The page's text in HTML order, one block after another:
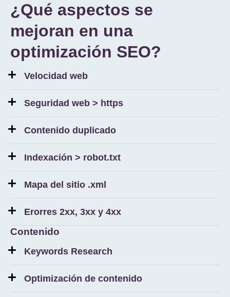
¿Qué aspectos se
mejoran en una
optimización SEO?
Velocidad web
Seguridad web > https
Contenido duplicado
Indexación > robot.txt
Mapa del sitio .xml
Erorres 2xx, 3xx y 4xx
Contenido
Keywords Research
Optimización de contenido